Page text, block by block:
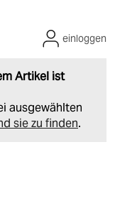
Artikel ist
ausgewählten
sie zu finden.
einloggen